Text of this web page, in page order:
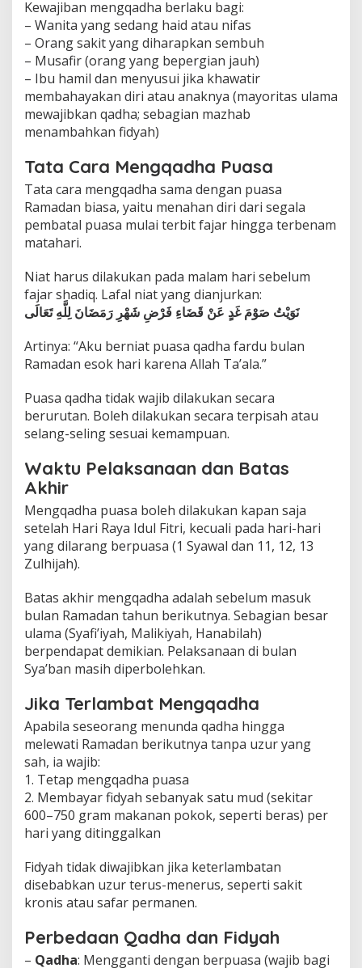
a
n
B
a
t
a
s
W
a
k
u
y
a
n
g
i
b
D
k
e
t
h
u
i
Kewajiban mengqadha berlaku bagi:
– Wanita yang sedang haid atau nifas
– Orang sakit yang diharapkan sembuh
– Musafir (orang yang bepergian jauh)
– Ibu hamil dan menyusui jika khawatir
membahayakan diri atau anaknya (mayoritas ulama
mewajibkan qadha; sebagian mazhab
menambahkan fidyah)
Tata Cara Mengqadha Puasa
Tata cara mengqadha sama dengan puasa
Ramadan biasa, yaitu menahan diri dari segala
pembatal puasa mulai terbit fajar hingga terbenam
matahari.
Niat harus dilakukan pada malam hari sebelum
fajar shadiq. Lafal niat yang dianjurkan:
نَوَيْتُ صَوْمَ غَدٍ عَنْ قَضَاءِ فَرْضِ شَهْرِ رَمَضَانَ لِلَّهِ تَعَالَى
Artinya: “Aku berniat puasa qadha fardu bulan
Ramadan esok hari karena Allah Ta’ala.”
Puasa qadha tidak wajib dilakukan secara
berurutan. Boleh dilakukan secara terpisah atau
selang-seling sesuai kemampuan.
Waktu Pelaksanaan dan Batas
Akhir
Mengqadha puasa boleh dilakukan kapan saja
setelah Hari Raya Idul Fitri, kecuali pada hari-hari
yang dilarang berpuasa (1 Syawal dan 11, 12, 13
Zulhijah).
Batas akhir mengqadha adalah sebelum masuk
bulan Ramadan tahun berikutnya. Sebagian besar
ulama (Syafi’iyah, Malikiyah, Hanabilah)
berpendapat demikian. Pelaksanaan di bulan
Sya’ban masih diperbolehkan.
Jika Terlambat Mengqadha
Apabila seseorang menunda qadha hingga
melewati Ramadan berikutnya tanpa uzur yang
sah, ia wajib:
1. Tetap mengqadha puasa
2. Membayar fidyah sebanyak satu mud (sekitar
600–750 gram makanan pokok, seperti beras) per
hari yang ditinggalkan
Fidyah tidak diwajibkan jika keterlambatan
disebabkan uzur terus-menerus, seperti sakit
kronis atau safar permanen.
Perbedaan Qadha dan Fidyah
– Qadha: Mengganti dengan berpuasa (wajib bagi